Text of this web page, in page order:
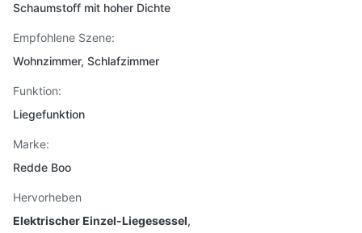
Schaumstoff mit hoher Dichte
Empfohlene Szene:
Wohnzimmer, Schlafzimmer
Funktion:
Liegefunktion
Marke:
Redde Boo
Hervorheben
Elektrischer Einzel-Liegesessel,